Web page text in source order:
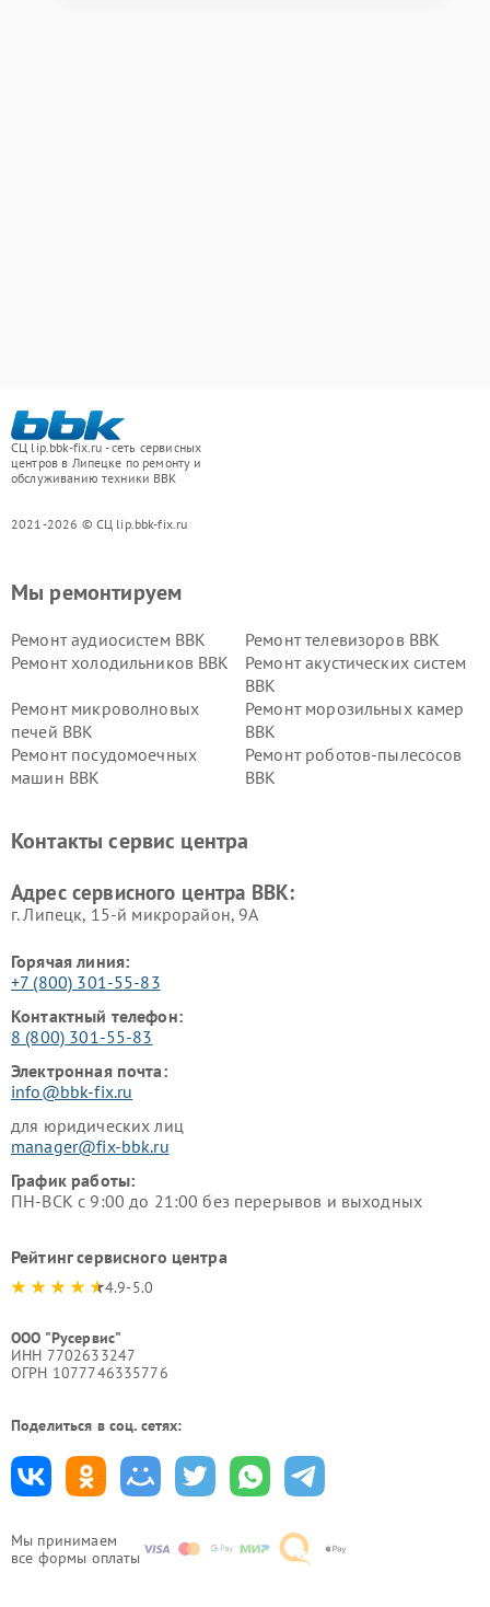
СЦ lip.bbk-fix.ru - сеть сервисных
центров в Липецке по ремонту и
обслуживанию техники BBK
2021-2026 © СЦ lip.bbk-fix.ru
Мы принимаем
все формы оплаты
Мы ремонтируем
Ремонт аудиосистем BBK
Ремонт телевизоров BBK
Ремонт холодильников BBK
Ремонт акустических систем
BBK
Ремонт микроволновых
печей BBK
Ремонт морозильных камер
BBK
Ремонт посудомоечных
машин BBK
Ремонт роботов-пылесосов
BBK
Ремонт винных шкафов BBK
Контакты сервис центра
Адрес сервисного центра BBK:
г. Липецк, 15-й микрорайон, 9А
Горячая линия:
+7 (800) 301-55-83
Контактный телефон:
8 (800) 301-55-83
Электронная почта:
info@bbk-fix.ru
для юридических лиц
manager@fix-bbk.ru
График работы:
ПН-ВСК с 9:00 до 21:00 без перерывов и выходных
Рейтинг сервисного центра
4.9-5.0
ООО "Русервис"
ИНН 7702633247
ОГРН 1077746335776
Поделиться в соц. сетях: